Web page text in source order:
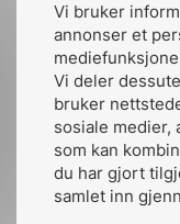
Vi bruker
annonser et
Vi deler
bruker
sosiale medier,
som kan
du har gjort
samlet inn
Kontakt oss
Ansatte